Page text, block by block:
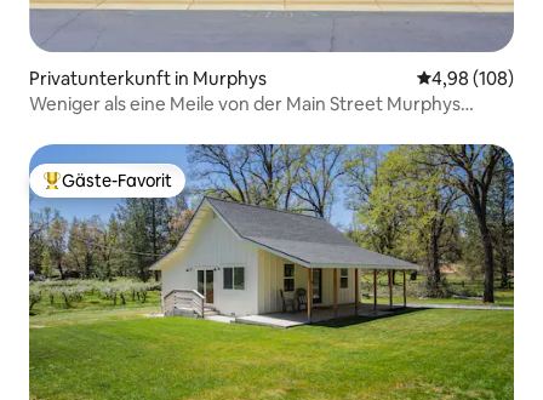
Privatunterkunft in Murphys
4,98 (108)
Weniger als eine Meile von der Main Street Murphys
Beliebter Gäste-Favorit.
Gäste-Favorit